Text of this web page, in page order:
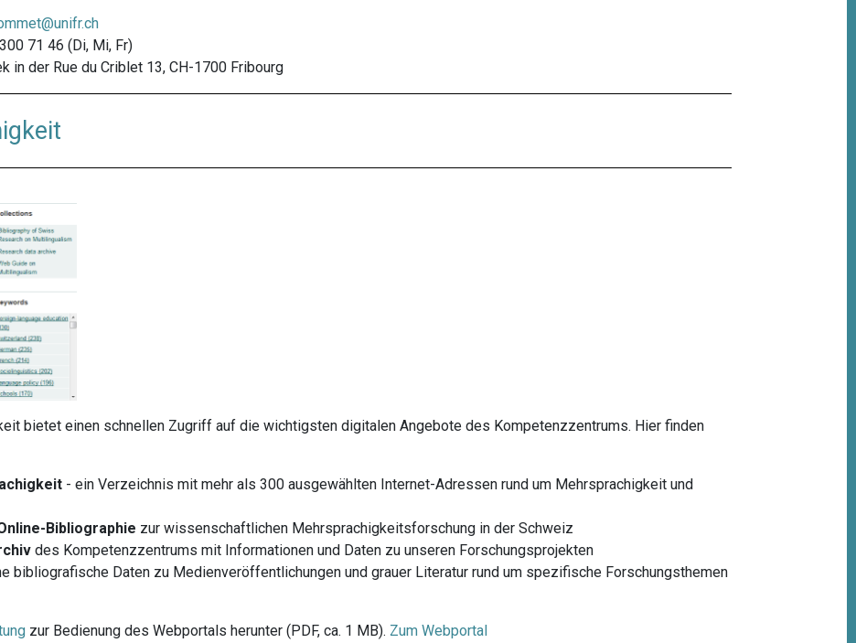
71 46 (Di, Mi, Fr)
in der Rue du Criblet 13, CH-1700 Fribourg
bietet einen schnellen Zugriff auf die wichtigsten digitalen Angebote des Kompetenzzentrums. Hier finden
- ein Verzeichnis mit mehr als 300 ausgewählten Internet-Adressen rund um Mehrsprachigkeit und
Bibliographie zur wissenschaftlichen Mehrsprachigkeitsforschung in der Schweiz
des Kompetenzzentrums mit Informationen und Daten zu unseren Forschungsprojekten
bibliografische Daten zu Medienveröffentlichungen und grauer Literatur rund um spezifische Forschungsthemen
zur Bedienung des Webportals herunter (PDF, ca. 1 MB). Zum Webportal